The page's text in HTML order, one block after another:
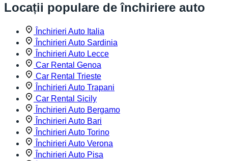
Locații populare de închiriere auto
Închirieri Auto Italia
Închirieri Auto Sardinia
Închirieri Auto Lecce
Car Rental Genoa
Car Rental Trieste
Închirieri Auto Trapani
Car Rental Sicily
Închirieri Auto Bergamo
Închirieri Auto Bari
Închirieri Auto Torino
Închirieri Auto Verona
Închirieri Auto Pisa